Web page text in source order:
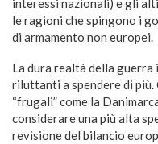
interessi nazionali) e gli
le ragioni che spingono i
di armamento non europei.
La dura realtà della guerra
riluttanti a spendere di più.
“frugali” come la
considerare una più alta
revisione del bilancio